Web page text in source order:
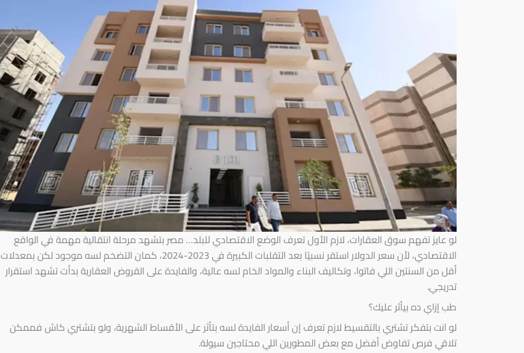
لو عايز تفهم سوق العقارات، لازم الأول تعرف الوضع الاقتصادي للبلد… مصر بتشهد مرحلة انتقالية مهمة في الواقع
الاقتصادي، لأن سعر الدولار استقر نسبيًا بعد التقلبات الكبيرة في 2023-2024، كمان التضخم لسه موجود لكن بمعدلات
أقل من السنتين اللي فاتوا، وتكاليف البناء والمواد الخام لسه عالية، والفايدة على القروض العقارية بدأت تشهد استقرار
تدريجي.
طب إزاي ده بيأثر عليك؟
لو انت بتفكر تشتري بالتقسيط لازم تعرف إن أسعار الفايدة لسه بتأثر على الأقساط الشهرية، ولو بتشتري كاش فممكن
تلاقي فرص تفاوض أفضل مع بعض المطورين اللي محتاجين سيولة.